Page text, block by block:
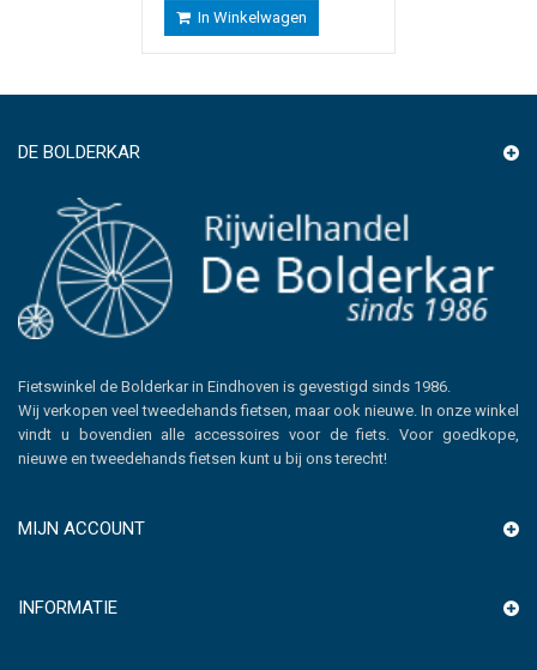
In Winkelwagen
DE BOLDERKAR
Fietswinkel de Bolderkar in Eindhoven is gevestigd sinds 1986.
Wij verkopen veel tweedehands fietsen, maar ook nieuwe. In onze winkel
vindt u bovendien alle accessoires voor de fiets. Voor goedkope,
nieuwe en tweedehands fietsen kunt u bij ons terecht!
MIJN ACCOUNT
INFORMATIE